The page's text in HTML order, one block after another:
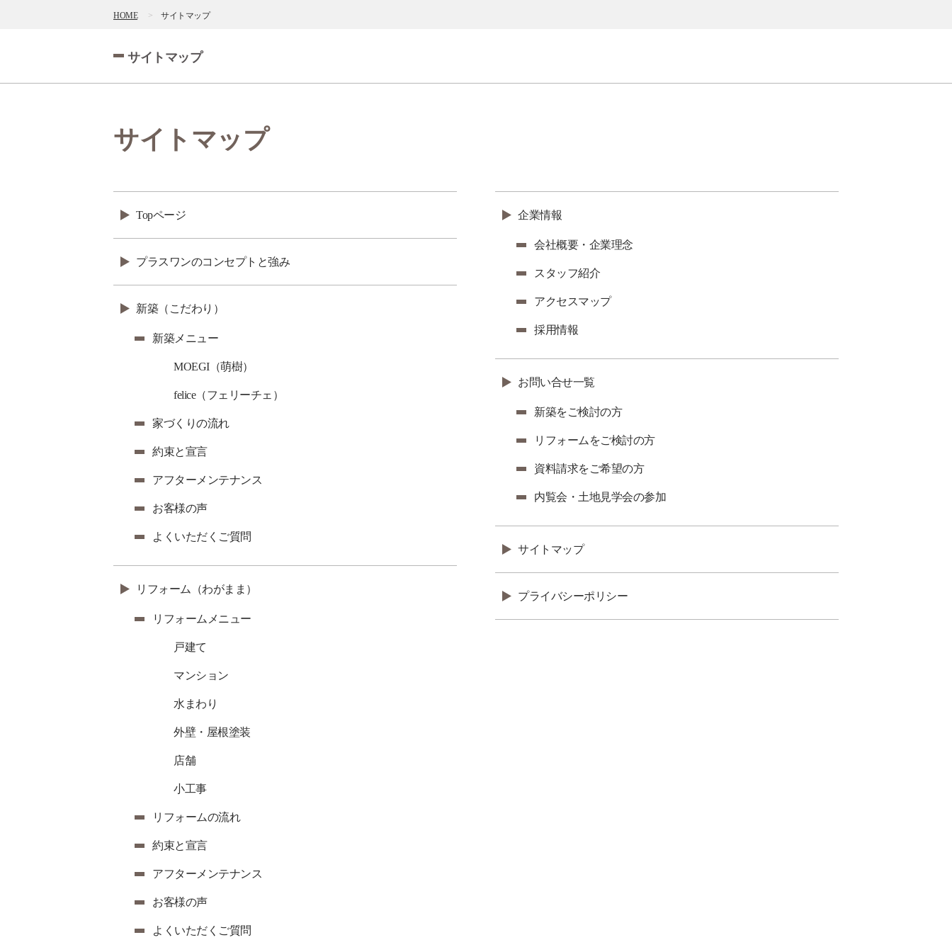
HOME サイトマップ
サイトマップ
サイトマップ
Topページ
プラスワンのコンセプトと強み
新築（こだわり）
新築メニュー
MOEGI（萌樹）
felice（フェリーチェ）
家づくりの流れ
約束と宣言
アフターメンテナンス
お客様の声
よくいただくご質問
リフォーム（わがまま）
リフォームメニュー
戸建て
マンション
水まわり
外壁・屋根塗装
店舗
小工事
リフォームの流れ
約束と宣言
アフターメンテナンス
お客様の声
よくいただくご質問
企業情報
会社概要・企業理念
スタッフ紹介
アクセスマップ
採用情報
お問い合せ一覧
新築をご検討の方
リフォームをご検討の方
資料請求をご希望の方
内覧会・土地見学会の参加
サイトマップ
プライバシーポリシー